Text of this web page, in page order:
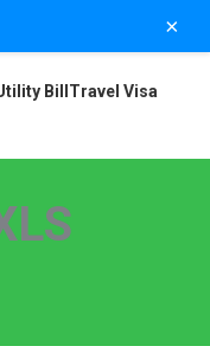
×
Bill Travel Visa